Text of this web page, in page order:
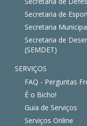
Secretaria de
Secretaria
Secretaria de
(SEMDET)
SERVIÇOS
FAQ - Perguntas
É o Bicho!
Guia de Serviços
Serviços Online